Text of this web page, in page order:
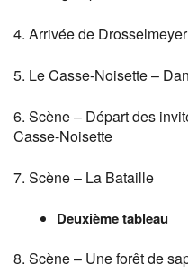
4. Arrivée de
5. Le Casse-Noisette –
6. Scène – Départ des
Casse-Noisette
7. Scène – La Bataille
Deuxième tableau
8. Scène – Une forêt de